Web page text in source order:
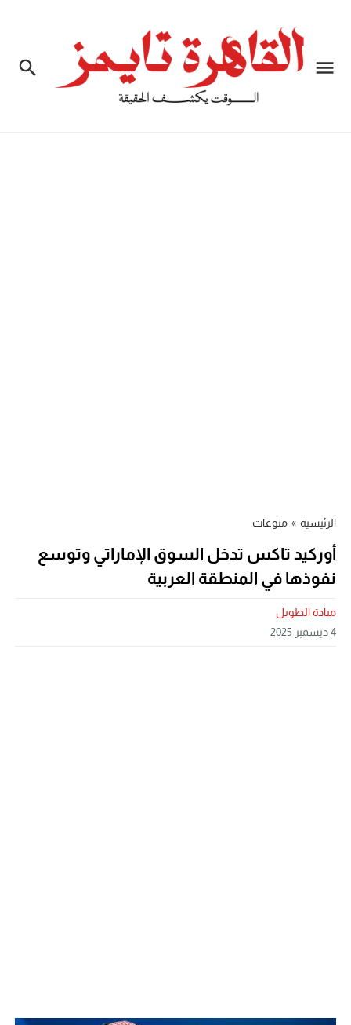
الرئيسية » منوعات
أوركيد تاكس تدخل السوق الإماراتي وتوسع
نفوذها في المنطقة العربية
ميادة الطويل
4 ديسمبر 2025